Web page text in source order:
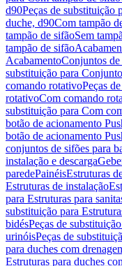
d90Peças de substituição
duche, d90Com tampão
tampão de sifãoSem
tampão de sifão
AcabamentoConjuntos de
substituição para
comando rotativoPeças
rotativoCom comando
substituição para Com
botão de acionamento
botão de acionamento
conjuntos de sifões para
instalação e descarga
paredePainéisEstruturas
Estruturas de instalação
para Estruturas para
substituição para
bidésPeças de
urinóisPeças de
para duches com
Estruturas para duches